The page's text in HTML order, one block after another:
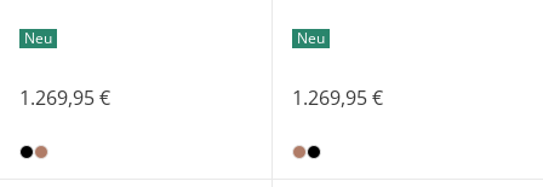
Neu
1.269,95 €
Neu
1.269,95 €